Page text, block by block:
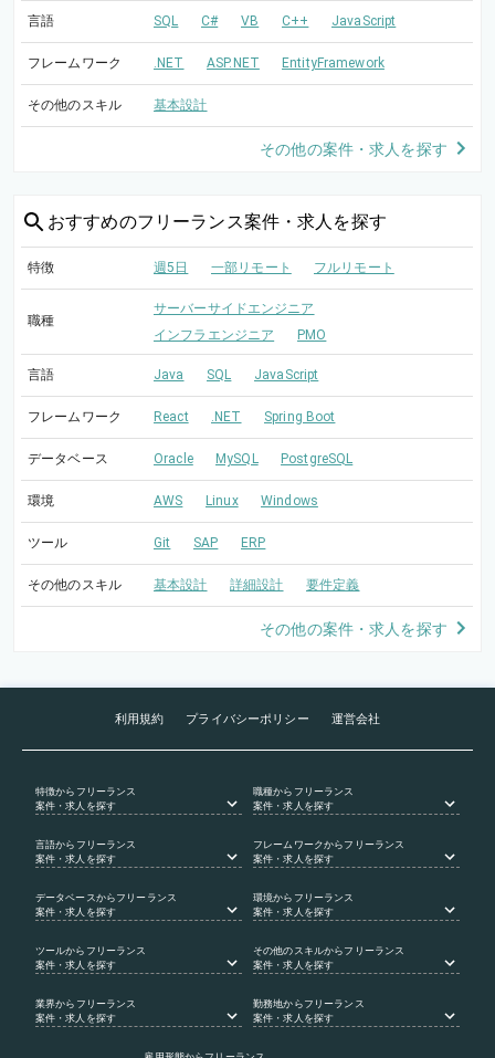
言語 SQL C# VB C++ JavaScript
フレームワーク .NET ASP.NET EntityFramework
その他のスキル 基本設計
その他の案件・求人を探す
おすすめのフリーランス案件・求人を探す
特徴 週5日 一部リモート フルリモート
職種
サーバーサイドエンジニア
インフラエンジニア
PMO
言語 Java SQL JavaScript
フレームワーク React .NET Spring Boot
データベース Oracle MySQL PostgreSQL
環境 AWS Linux Windows
ツール Git SAP ERP
その他のスキル 基本設計 詳細設計 要件定義
その他の案件・求人を探す
利用規約 プライバシーポリシー 運営会社
特徴からフリーランス
案件・求人を探す
職種からフリーランス
案件・求人を探す
言語からフリーランス
案件・求人を探す
フレームワークからフリーランス
案件・求人を探す
データベース からフリーランス
案件・求人を探す
環境からフリーランス
案件・求人を探す
ツールからフリーランス
案件・求人を探す
その他のスキルからフリーランス
案件・求人を探す
業界からフリーランス
案件・求人を探す
勤務地からフリーランス
案件・求人を探す